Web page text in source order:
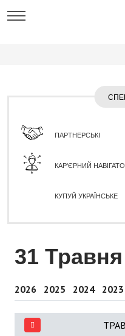
ПАРТНЕРСЬКІ
КАР'ЄРНИЙ
КУПУЙ УКРАЇНСЬКЕ
31
2026 2025 2024 2023